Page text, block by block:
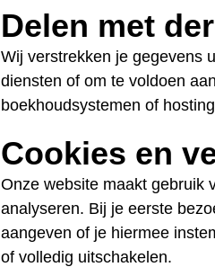
Delen met
Wij verstrekken je gegevens
diensten of om te voldoen
boekhoudsystemen of
Cookies en
Onze website maakt gebruik
analyseren. Bij je eerste
aangeven of je hiermee
of volledig uitschakelen.